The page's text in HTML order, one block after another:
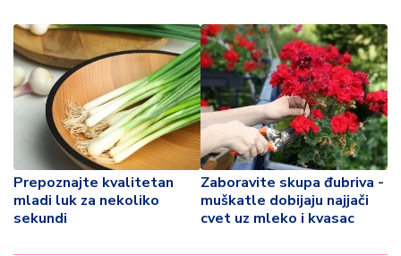
Prepoznajte kvalitetan
mladi luk za nekoliko
sekundi
Zaboravite skupa đubriva -
muškatle dobijaju najjači
cvet uz mleko i kvasac